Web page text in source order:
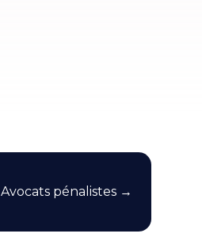
Avocats pénalistes →